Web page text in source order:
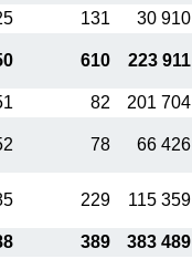
131 30 910
610 223 911
82 201 704
78 66 426
229 115 359
389 383 489